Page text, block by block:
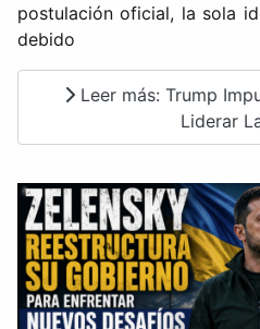
postulación oficial, la sola
debido
Leer más: Trump
Liderar